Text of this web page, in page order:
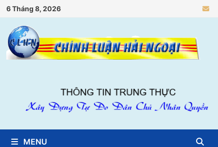
Skip
to
content
6 Tháng 8, 2026
MENU